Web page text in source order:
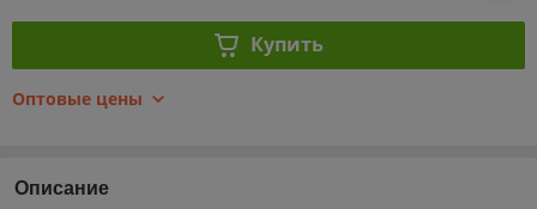
Купить
Оптовые цены
Описание